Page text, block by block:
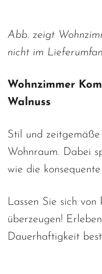
Abb. zeigt
nicht im
Wohnzimmer
Walnuss
Stil und
Wohnraum. Dabei
wie die
Lassen Sie sich
überzeugen!
Dauerhaftigkeit